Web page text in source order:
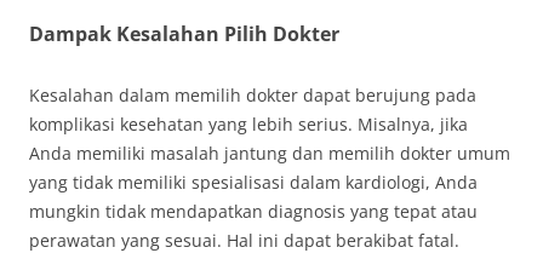
Dampak Kesalahan Pilih Dokter
Kesalahan dalam memilih dokter dapat berujung pada
komplikasi kesehatan yang lebih serius. Misalnya, jika
Anda memiliki masalah jantung dan memilih dokter umum
yang tidak memiliki spesialisasi dalam kardiologi, Anda
mungkin tidak mendapatkan diagnosis yang tepat atau
perawatan yang sesuai. Hal ini dapat berakibat fatal.